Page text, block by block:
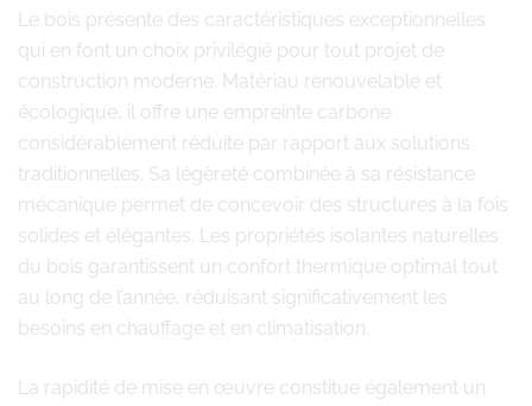
Le bois présente des caractéristiques exceptionnelles
qui en font un choix privilégié pour tout projet de
construction moderne. Matériau renouvelable et
écologique, il offre une empreinte carbone
considérablement réduite par rapport aux solutions
traditionnelles. Sa légèreté combinée à sa résistance
mécanique permet de concevoir des structures à la fois
solides et élégantes. Les propriétés isolantes naturelles
du bois garantissent un confort thermique optimal tout
au long de l’année, réduisant significativement les
besoins en chauffage et en climatisation.
La rapidité de mise en œuvre constitue également un